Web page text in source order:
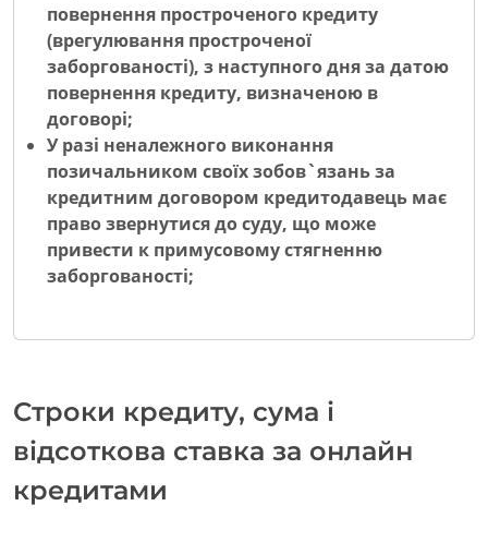
повернення простроченого кредиту
(врегулювання простроченої
заборгованості), з наступного дня за датою
повернення кредиту, визначеною в
договорі;
У разі неналежного виконання
позичальником своїх зобов`язань за
кредитним договором кредитодавець має
право звернутися до суду, що може
привести к примусовому стягненню
заборгованості;
Строки кредиту, сума і
відсоткова ставка за онлайн
кредитами